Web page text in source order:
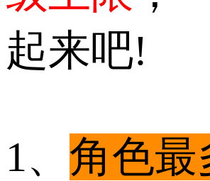
起来吧!
1、 角色最